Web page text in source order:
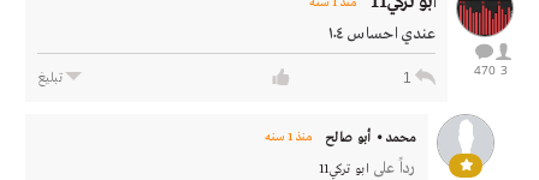
3
470
عندي احساس ١٠٤
1 تبليغ
محمد • أبو صالح منذ 1 سنه
رداً على ابو تركي11